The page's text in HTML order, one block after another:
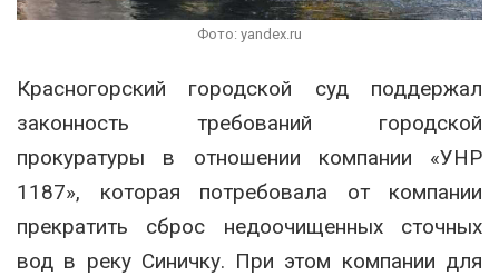
Фото: yandex.ru
Красногорский городской суд поддержал
законность требований городской
прокуратуры в отношении компании «УНР
1187», которая потребовала от компании
прекратить сброс недоочищенных сточных
вод в реку Синичку. При этом компании для